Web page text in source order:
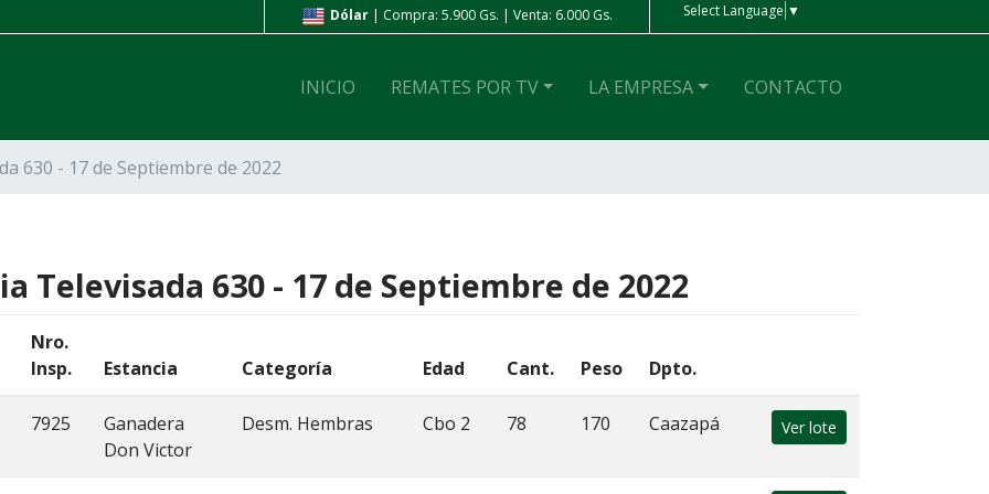
Dólar| Compra: 5.900 Gs. | Venta: 6.000 Gs. Peso Ar | Compra: 4 Gs. | Venta: 4 Gs.
Select Language ▼
INICIO REMATES POR TV LA EMPRESA CONTACTO
630 - 17 de Septiembre de 2022
Televisada 630 - 17 de Septiembre de 2022
Nro.
Insp.
Estancia Categoría Edad Cant. Peso Dpto.
7925
Ganadera
Don Victor
Desm. Hembras Cbo 2 78 170 Caazapá Ver lote